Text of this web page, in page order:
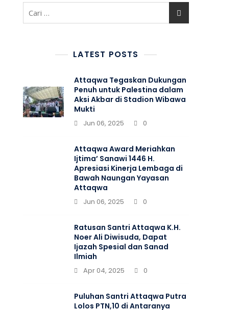
LATEST POSTS
Attaqwa Tegaskan Dukungan
Penuh untuk Palestina dalam
Aksi Akbar di Stadion Wibawa
Mukti
Jun 06, 2025 0
Attaqwa Award Meriahkan
Ijtima’ Sanawi 1446 H.
Apresiasi Kinerja Lembaga di
Bawah Naungan Yayasan
Attaqwa
Jun 06, 2025 0
Ratusan Santri Attaqwa K.H.
Noer Ali Diwisuda, Dapat
Ijazah Spesial dan Sanad
Ilmiah
Apr 04, 2025 0
Puluhan Santri Attaqwa Putra
Lolos PTN,10 di Antaranya